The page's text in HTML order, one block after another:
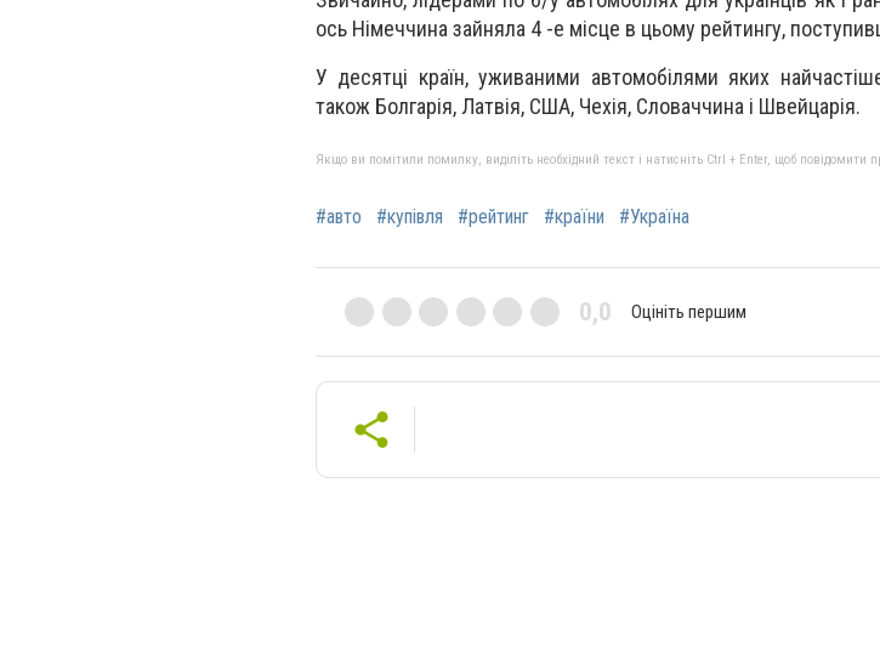
ось Німеччина зайняла 4 -е місце в цьому рейтингу,
У десятці країн, уживаними автомобілями яких
також Болгарія, Латвія, США, Чехія, Словаччина і Швейцарія.
Якщо ви помітили помилку, виділіть необхідний текст і натисніть Ctrl + Enter, щоб повідомити
#авто #купівля #рейтинг #країни #Україна
0,0 Оцініть першим